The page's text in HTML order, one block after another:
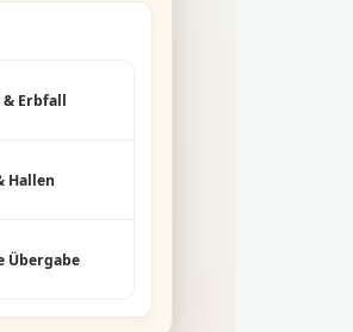
& Erbfall
Hallen
Übergabe